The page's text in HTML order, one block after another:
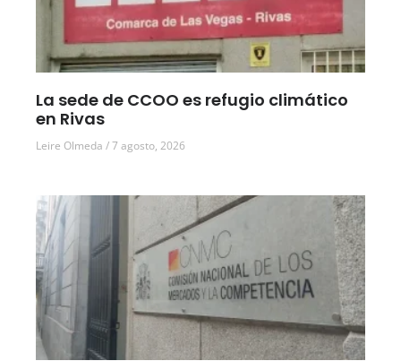
La sede de CCOO es refugio climático
en Rivas
Leire Olmeda 7 agosto, 2026